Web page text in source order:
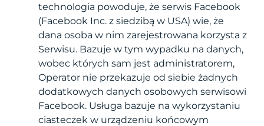
technologia powoduje, że serwis Facebook
(Facebook Inc. z siedzibą w USA) wie, że
dana osoba w nim zarejestrowana korzysta z
Serwisu. Bazuje w tym wypadku na danych,
wobec których sam jest administratorem,
Operator nie przekazuje od siebie żadnych
dodatkowych danych osobowych serwisowi
Facebook. Usługa bazuje na wykorzystaniu
ciasteczek w urządzeniu końcowym